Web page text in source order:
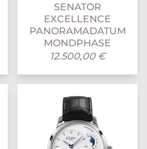
SENATOR
EXCELLENCE
PANORAMADATUM
MONDPHASE
12.500,00 €